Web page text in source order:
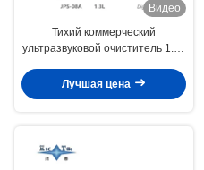
Видео
Тихий коммерческий
ультразвуковой очиститель 1.3L
очистная машина 60W с
многоприводным временем
Лучшая цена